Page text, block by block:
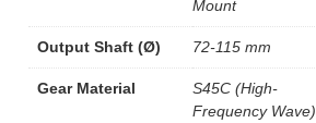
Mount
Output Shaft (Ø) 72-115 mm
Gear Material
S45C (High-
Frequency Wave),